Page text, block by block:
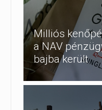
Milliós
a NAV
bajba került